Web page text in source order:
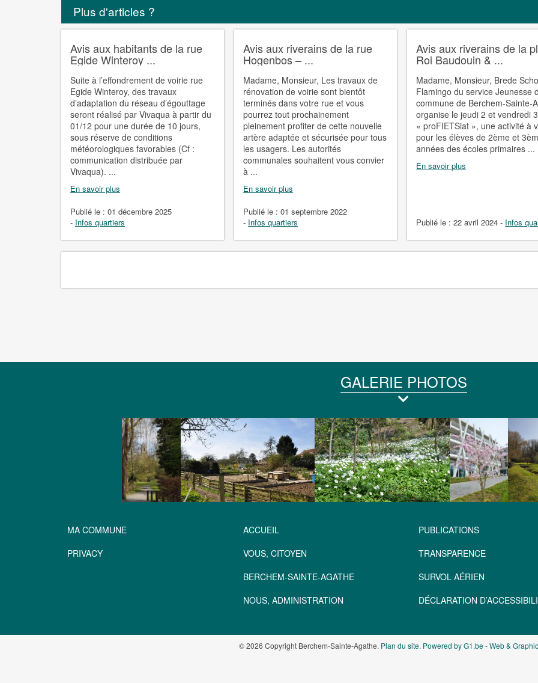
Plus d'articles ?
Avis aux habitants de la rue
Egide Winteroy ...
Suite à l’effondrement de voirie rue
Egide Winteroy, des travaux
d’adaptation du réseau d’égouttage
seront réalisé par Vivaqua à partir du
01/12 pour une durée de 10 jours,
sous réserve de conditions
météorologiques favorables (Cf :
communication distribuée par
Vivaqua). ...
En savoir plus
Publié le : 01 décembre 2025
- Infos quartiers
Avis aux riverains de la rue
Hogenbos – ...
Madame, Monsieur, Les travaux de
rénovation de voirie sont bientôt
terminés dans votre rue et vous
pourrez tout prochainement
pleinement profiter de cette nouvelle
artère adaptée et sécurisée pour tous
les usagers. Les autorités
communales souhaitent vous convier
à ...
En savoir plus
Publié le :01 septembre 2022
- Infos quartiers
Avis aux riverains de la
Roi Baudouin & ...
Madame, Monsieur, Brede
Flamingo du service Jeunesse
commune de Berchem-Sainte-
organise le jeudi 2 et vendredi
« proFIETSiat », une activité à
pour les élèves de 2ème et
années des écoles primaires ...
En savoir plus
Publié le :22 avril 2024 - Infos
GALERIE PHOTOS
MA COMMUNE
PRIVACY
ACCUEIL
VOUS, CITOYEN
BERCHEM-SAINTE-AGATHE
NOUS, ADMINISTRATION
PUBLICATIONS
TRANSPARENCE
SURVOL AÉRIEN
DÉCLARATION
© 2026 Copyright Berchem-Sainte-Agathe. Plan du site. Powered by G1.be - Web &